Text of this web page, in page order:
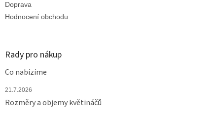
Doprava
Hodnocení obchodu
Rady pro nákup
Co nabízíme
21.7.2026
Rozměry a objemy květináčů